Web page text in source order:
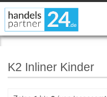
K2 Inliner Kinder